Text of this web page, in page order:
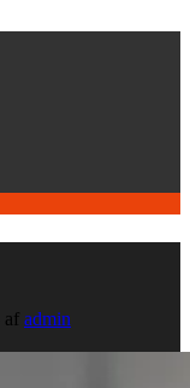
af admin